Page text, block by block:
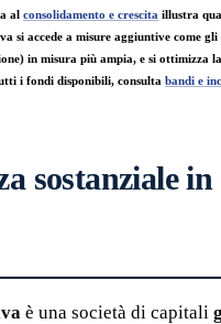
al consolidamento e crescita illustra
si accede a misure aggiuntive come
in misura più ampia, e si ottimizza
i fondi disponibili, consulta bandi e
sostanziale in
è una società di capitali